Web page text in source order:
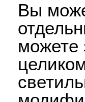
Вы
можете